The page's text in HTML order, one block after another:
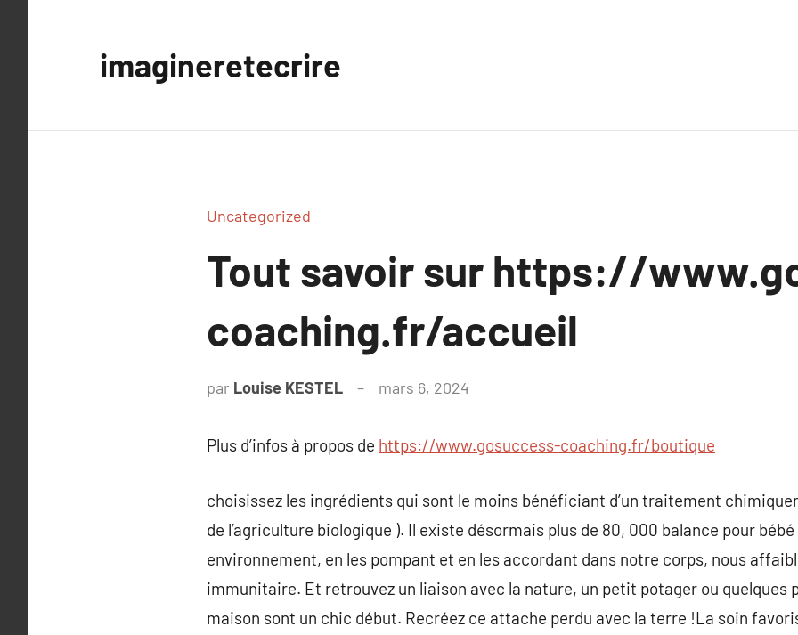
imagineretecrire
Uncategorized
Tout savoir sur https://
coaching.fr/accueil
par Louise KESTEL mars 6, 2024
Plus d’infos à propos de https://www.gosuccess-coaching.fr/boutique
choisissez les ingrédients qui sont le moins bénéficiant d’un traitement
de l’agriculture biologique ). Il existe désormais plus de 80, 000 balance pour
environnement, en les pompant et en les accordant dans notre corps, nous
immunitaire. Et retrouvez un liaison avec la nature, un petit potager ou quelques
maison sont un chic début. Recréez ce attache perdu avec la terre !La soin